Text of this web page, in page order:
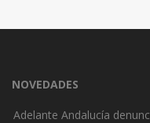
NOVEDADES
Adelante Andalucía